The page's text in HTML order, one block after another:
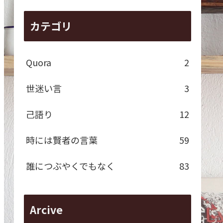
カテゴリ
Quora
2
世迷い言
3
己語り
12
時には賢者の言葉
59
誰につぶやくでもなく
83
Arcive